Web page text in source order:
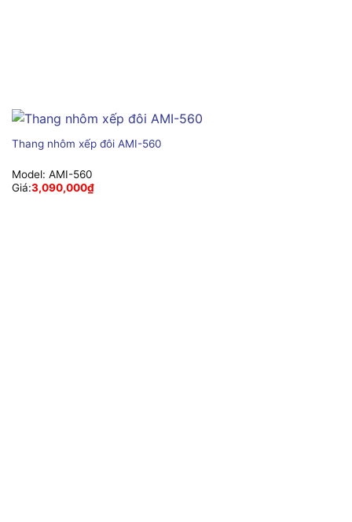
Thang nhôm xếp đôi AMI-560
Model: AMI-560
Giá:3,090,000₫